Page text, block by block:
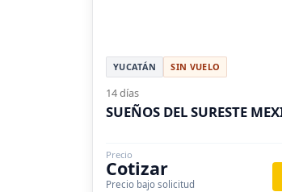
YUCATÁN SIN VUELO
14 días
SUEÑOS DEL SURESTE
Precio
Cotizar
Precio bajo solicitud